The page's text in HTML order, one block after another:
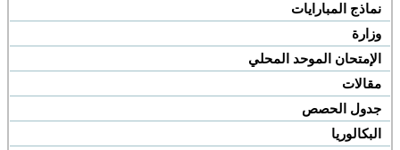
نماذج المبارايات
وزارة
الإمتحان الموحد المحلي
مقالات
جدول الحصص
البكالوريا